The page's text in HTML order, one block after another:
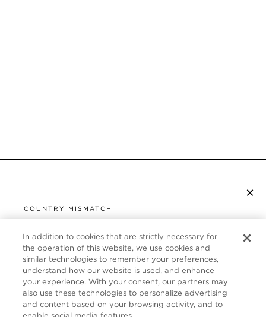
×
COUNTRY MISMATCH
UNITED STATES
It looks like you are visiting us from United States,
but you are currently browsing our France store.
Would you like to be redirected to your local site?
SERVICE CLIENT
À PROPOS
FOLLOW US
In addition to cookies that are strictly necessary for
the operation of this website, we use cookies and
similar technologies to remember your preferences,
understand how our website is used, and enhance
your experience. With your consent, our partners may
also use these technologies to personalize advertising
and content based on your browsing activity, and to